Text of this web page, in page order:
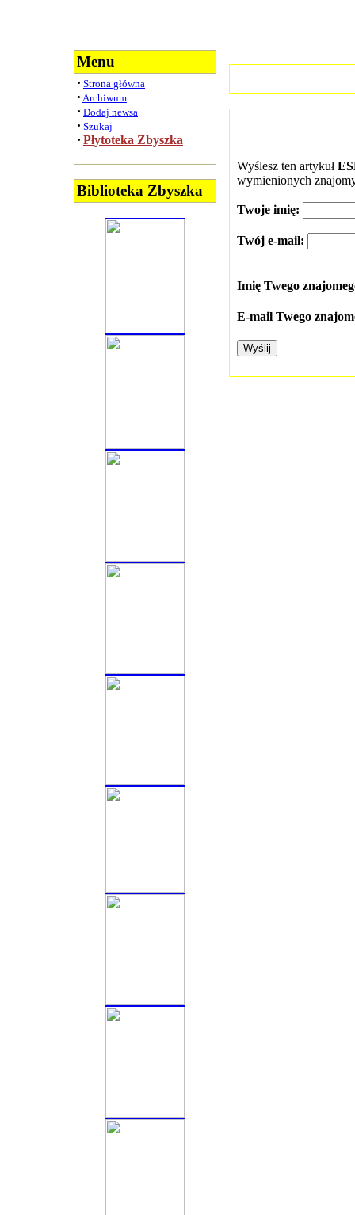
Menu
· Strona główna
· Archiwum
· Dodaj newsa
· Szukaj
· Płytoteka Zbyszka
Biblioteka Zbyszka
Wyślesz ten artykuł
wymienionych
Twoje imię:
Twój e-mail:
Imię Twego
E-mail Twego